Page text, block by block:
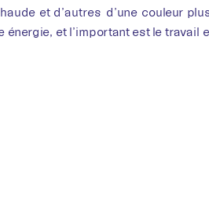
et d’autres d’une couleur
énergie, et l’important est le travail